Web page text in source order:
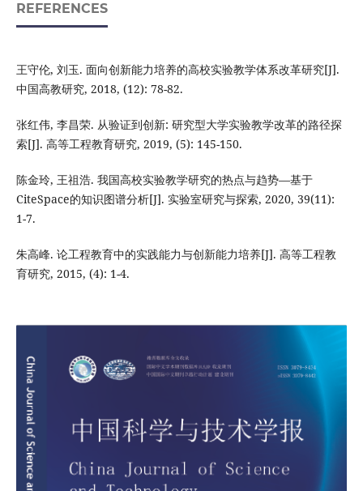
REFERENCES
王守伦, 刘玉. 面向创新能力培养的高校实验教学体系改革研究[J].
中国高教研究, 2018, (12): 78-82.
张红伟, 李昌荣. 从验证到创新: 研究型大学实验教学改革的路径探
索[J]. 高等工程教育研究, 2019, (5): 145-150.
陈金玲, 王祖浩. 我国高校实验教学研究的热点与趋势—基于
CiteSpace的知识图谱分析[J]. 实验室研究与探索, 2020, 39(11):
1-7.
朱高峰. 论工程教育中的实践能力与创新能力培养[J]. 高等工程教
育研究, 2015, (4): 1-4.